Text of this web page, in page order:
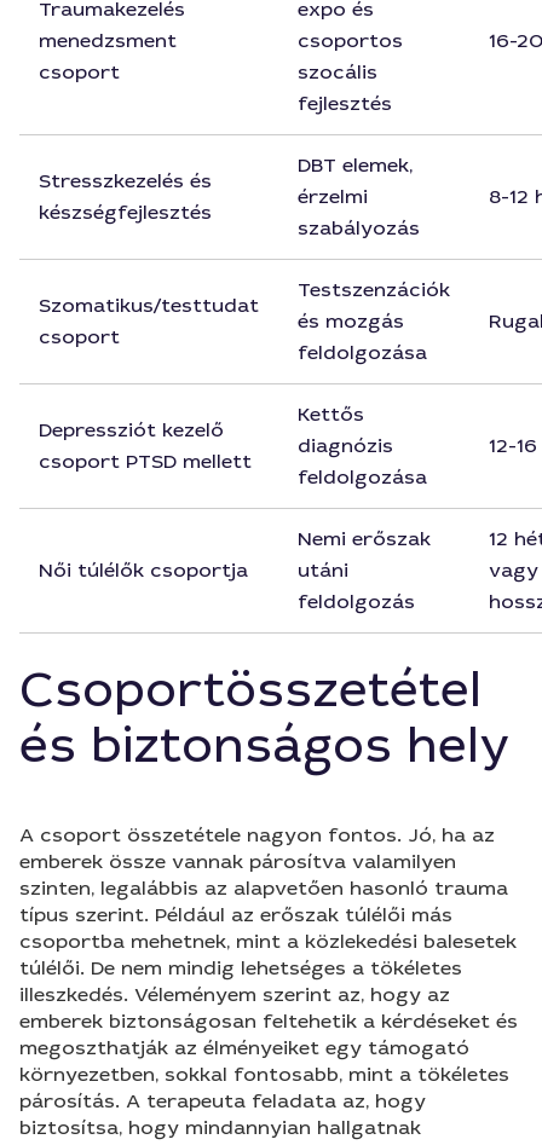
Traumakezelés
menedzsment
csoport
expo és
csoportos
szocális
fejlesztés
16-
Stresszkezelés és
készségfejlesztés
DBT elemek,
érzelmi
szabályozás
8-12
Szomatikus/testtudat
csoport
Testszenzációk
és mozgás
feldolgozása
Depressziót kezelő
csoport PTSD mellett
Kettős
diagnózis
feldolgozása
12-
Női túlélők csoportja
Nemi erőszak
utáni
feldolgozás
12
vagy
Csoportösszetétel
és biztonságos hely
A csoport összetétele nagyon fontos. Jó, ha az
emberek össze vannak párosítva valamilyen
szinten, legalábbis az alapvetően hasonló trauma
típus szerint. Például az erőszak túlélői más
csoportba mehetnek, mint a közlekedési balesetek
túlélői. De nem mindig lehetséges a tökéletes
illeszkedés. Véleményem szerint az, hogy az
emberek biztonságosan feltehetik a kérdéseket és
megoszthatják az élményeiket egy támogató
környezetben, sokkal fontosabb, mint a tökéletes
párosítás. A terapeuta feladata az, hogy
biztosítsa, hogy mindannyian hallgatnak